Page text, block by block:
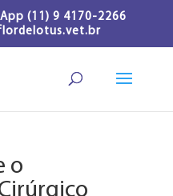
(11) 9 4170-2266
o